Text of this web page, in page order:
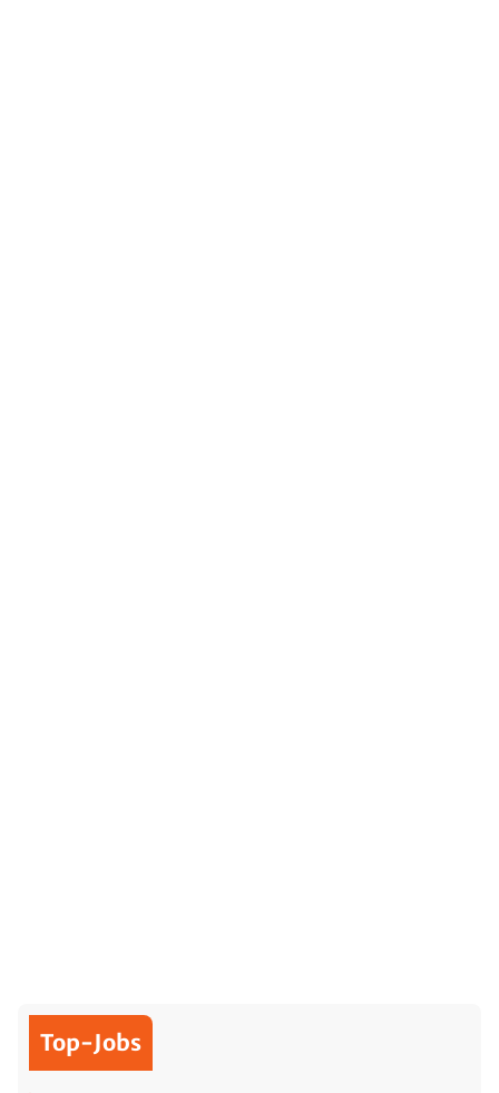
Top-Jobs